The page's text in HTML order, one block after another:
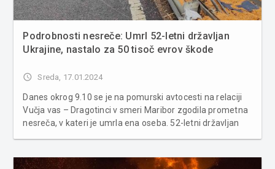
Podrobnosti nesreče: Umrl 52-letni državljan
Ukrajine, nastalo za 50 tisoč evrov škode
access_time Sreda, 17.01.2024
Danes okrog 9.10 se je na pomurski avtocesti na relaciji
Vučja vas – Dragotinci v smeri Maribor zgodila prometna
nesreča, v kateri je umrla ena oseba. 52-letni državljan
imel n...